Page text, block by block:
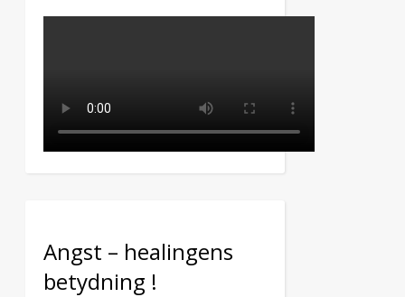
Angst – healingens
betydning !